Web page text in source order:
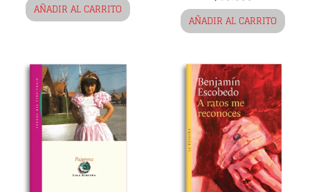
AÑADIR AL CARRITO
AÑADIR AL CARRITO